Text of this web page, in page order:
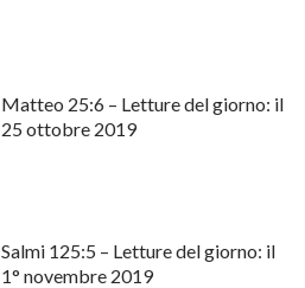
Matteo 25:6 – Letture del giorno: il
25 ottobre 2019
Salmi 125:5 – Letture del giorno: il
1° novembre 2019